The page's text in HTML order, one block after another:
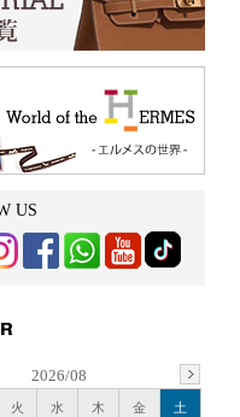
US
2026/08
火 水 木 金 土